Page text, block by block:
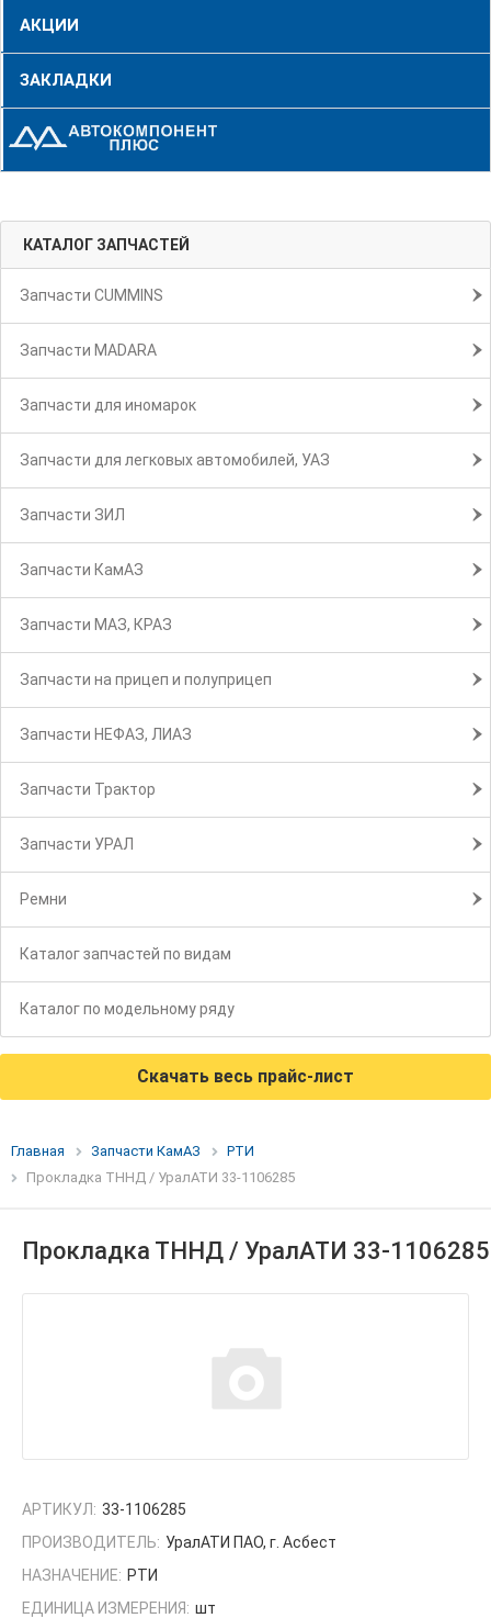
АКЦИИ
ЗАКЛАДКИ
КАТАЛОГ ЗАПЧАСТЕЙ
Запчасти CUMMINS
Запчасти MADARA
Запчасти для иномарок
Запчасти для легковых автомобилей, УАЗ
Запчасти ЗИЛ
Запчасти КамАЗ
Запчасти МАЗ, КРАЗ
Запчасти на прицеп и полуприцеп
Запчасти НЕФАЗ, ЛИАЗ
Запчасти Трактор
Запчасти УРАЛ
Ремни
Каталог запчастей по видам
Каталог по модельному ряду
Скачать весь прайс-лист
Главная Запчасти КамАЗ
РТИ
Прокладка ТННД / УралАТИ 33-1106285
Прокладка ТННД / УралАТИ 33-1106285
АРТИКУЛ: 33-1106285
ПРОИЗВОДИТЕЛЬ: УралАТИ ПАО, г. Асбест
НАЗНАЧЕНИЕ: РТИ
ЕДИНИЦА ИЗМЕРЕНИЯ: шт